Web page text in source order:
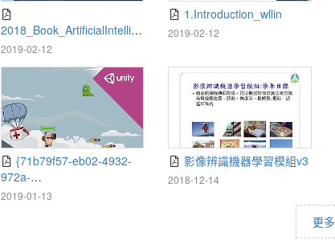
2018_Book_ArtificialIntellige
nceAndGames
2019-02-12
1.Introduction_wllin
2019-02-12
972a-
3c1d001ccb06}_Unity_Curri
2019-01-13
影像辨識機器學習模組v3
2018-12-14
更多